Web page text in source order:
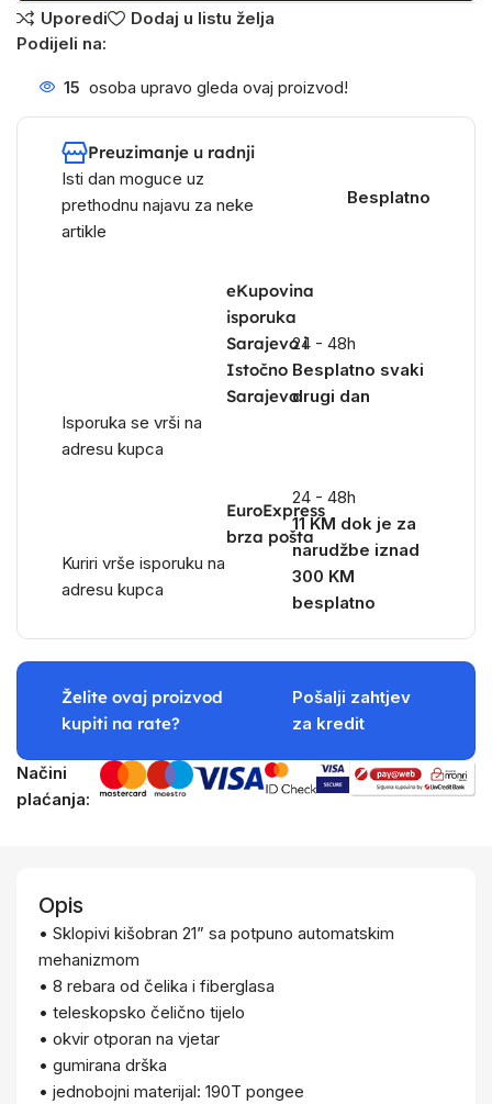
Uporedi
Dodaj u listu želja
Podijeli na:
15 osoba upravo gleda ovaj proizvod!
Preuzimanje u radnji
Isti dan moguce uz
prethodnu najavu za neke
artikle
Besplatno
eKupovina
isporuka
Sarajevo i
Istočno
Sarajevo
Isporuka se vrši na
adresu kupca
24 - 48h
Besplatno svaki
drugi dan
EuroExpress
brza pošta
Kuriri vrše isporuku na
adresu kupca
24 - 48h
11 KM dok je za
narudžbe iznad
300 KM
besplatno
Želite ovaj proizvod
kupiti na rate?
Pošalji zahtjev
za kredit
Načini
plaćanja:
Opis
• Sklopivi kišobran 21” sa potpuno automatskim
mehanizmom
• 8 rebara od čelika i fiberglasa
• teleskopsko čelično tijelo
• okvir otporan na vjetar
• gumirana drška
• jednobojni materijal: 190T pongee